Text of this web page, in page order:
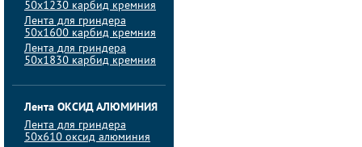
50х1230 карбид кремния
Лента для гриндера
50х1600 карбид кремния
Лента для гриндера
50х1830 карбид кремния
Лента ОКСИД АЛЮМИНИЯ
Лента для гриндера
50х610 оксид алюминия